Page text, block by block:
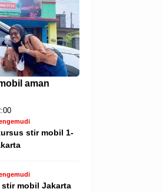
aman
stir mobil 1-
stir mobil Jakarta